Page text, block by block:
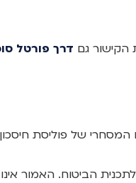
גם דרך פורטל
המסחרי של פוליסת
הביטוח. האמור